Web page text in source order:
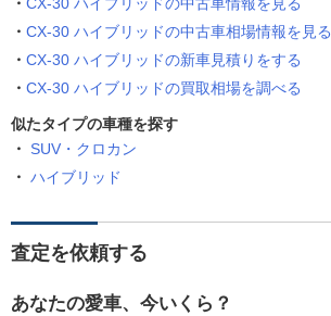
CX-30 ハイブリッドの中古車相場情報を見る
CX-30 ハイブリッドの新車見積りをする
CX-30 ハイブリッドの買取相場を調べる
似たタイプの車種を探す
SUV・クロカン
ハイブリッド
査定を依頼する
あなたの愛車、今いくら？